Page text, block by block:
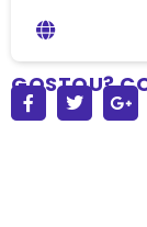
GOSTOU?